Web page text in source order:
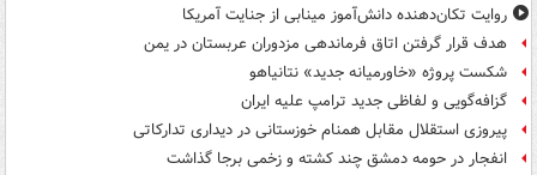
روایت تکان‌دهنده دانش‌آموز مینابی از جنایت آمریکا
هدف قرار گرفتن اتاق‌ فرماندهی مزدوران عربستان در یمن
شکست پروژه «خاورمیانه جدید» نتانیاهو
گزافه‌گویی و لفاظی جدید ترامپ علیه ایران
پیروزی استقلال مقابل همنام خوزستانی در دیداری تدارکاتی
انفجار در حومه دمشق چند کشته و زخمی برجا گذاشت